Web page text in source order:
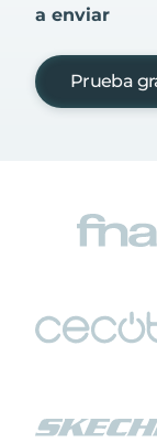
a enviar
Prueba